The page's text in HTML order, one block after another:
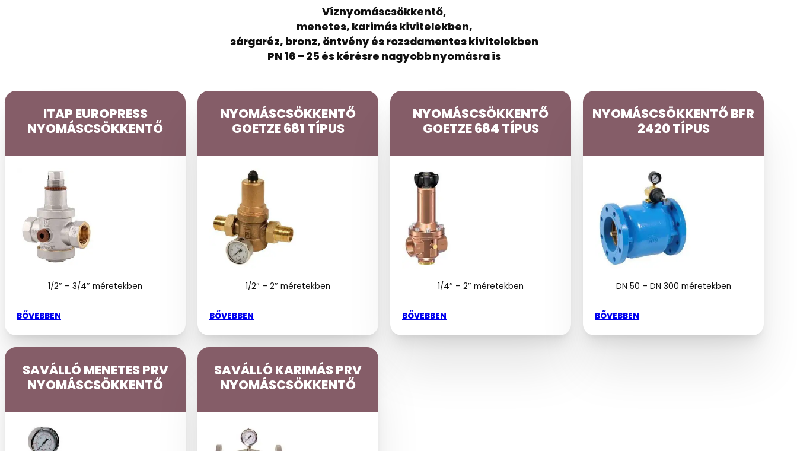
Víznyomáscsökkentő,
menetes, karimás kivitelekben,
sárgaréz, bronz, öntvény és rozsdamentes kivitelekben
PN 16 – 25 és kérésre nagyobb nyomásra is
ITAP EUROPRESS
NYOMÁSCSÖKKENTŐ
1/2″ – 3/4″ méretekben
BŐVEBBEN
NYOMÁSCSÖKKENTŐ
GOETZE 681 TÍPUS
1/2″ – 2″ méretekben
BŐVEBBEN
NYOMÁSCSÖKKENTŐ
GOETZE 684 TÍPUS
1/4″ – 2″ méretekben
BŐVEBBEN
NYOMÁSCSÖKKENTŐ BFR
2420 TÍPUS
DN 50 – DN 300 méretekben
BŐVEBBEN
SAVÁLLÓ MENETES PRV
NYOMÁSCSÖKKENTŐ
SAVÁLLÓ KARIMÁS PRV
NYOMÁSCSÖKKENTŐ